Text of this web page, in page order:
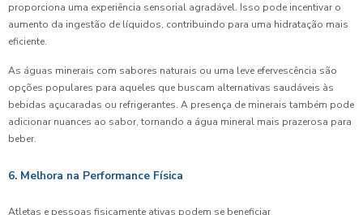
proporciona uma experiência sensorial agradável. Isso pode incentivar o
aumento da ingestão de líquidos, contribuindo para uma hidratação mais
eficiente.
As águas minerais com sabores naturais ou uma leve efervescência são
opções populares para aqueles que buscam alternativas saudáveis às
bebidas açucaradas ou refrigerantes. A presença de minerais também pode
adicionar nuances ao sabor, tornando a água mineral mais prazerosa para
beber.
6. Melhora na Performance Física
Atletas e pessoas fisicamente ativas podem se beneficiar